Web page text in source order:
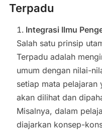
Terpadu
Integrasi Ilmu
Salah satu prinsip
Terpadu adalah
umum dengan nilai-
setiap mata
akan dilihat dan
Misalnya, dalam
diajarkan konsep-